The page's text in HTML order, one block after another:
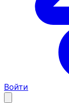
Войти